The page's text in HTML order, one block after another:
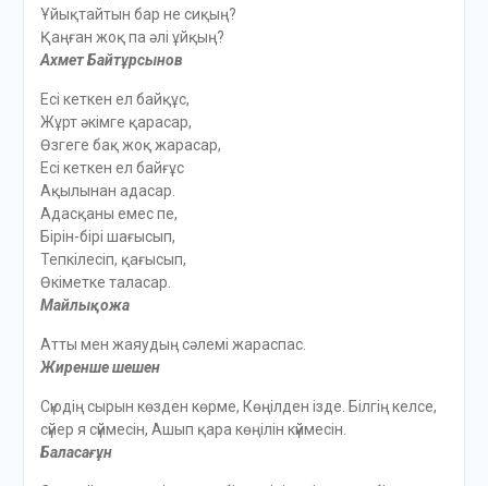
Ұйықтайтын бар не сиқың?
Қаңған жоқ па әлi ұйқың?
Ахмет Байтұрсынов
Есi кеткен ел байқұс,
Жұрт әкiмге қарасар,
Өзгеге бақ жоқ жарасар,
Есi кеткен ел байғұс
Ақылынан адасар.
Адасқаны емес пе,
Бiрiн-бiрi шағысып,
Тепкiлесiп, қағысып,
Өкiметке таласар.
Майлықожа
Атты мен жаяудың сәлемі жараспас.
Жиренше шешен
Сүюдің сырын көзден көрме, Көңілден ізде. Білгің келсе,
сүйер я сүймесін, Ашып қара көңілін күймесін.
Баласағұн